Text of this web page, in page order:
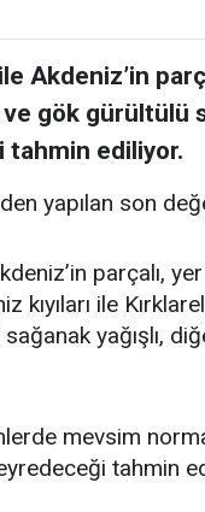
Akdeniz’in
gök gürültülü
tahmin ediliyor.
yapılan son
parçalı,
kıyıları ile
yağışlı,
mevsim
tahmin